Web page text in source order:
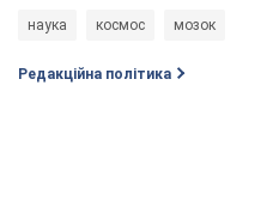
наука космос мозок
Редакційна політика